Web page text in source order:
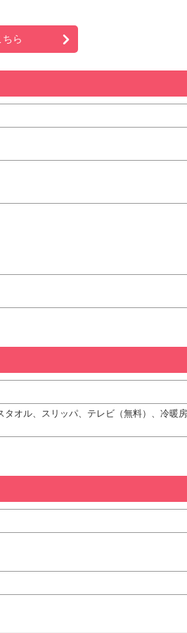
ら
オル、スリッパ、テレビ（無料）、冷暖